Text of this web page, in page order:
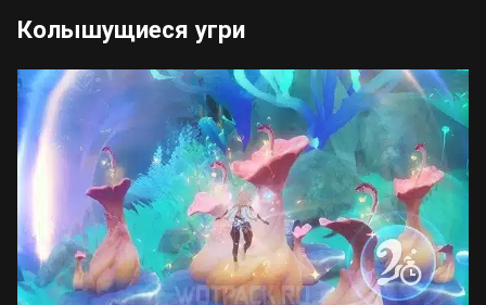
Колышущиеся угри